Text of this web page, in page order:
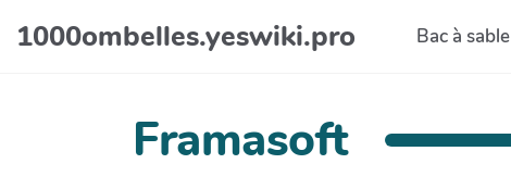
Aller au contenu principal
1000ombelles.yeswiki.pro Bac à sable
Framasoft